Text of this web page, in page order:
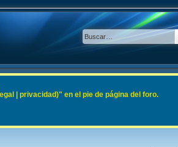
| privacidad)" en el pie de página del foro.